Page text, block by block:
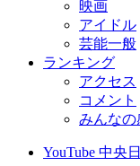
映画
アイドル
芸能一般
ランキング
アクセス
コメント
みんなの
YouTube 中央